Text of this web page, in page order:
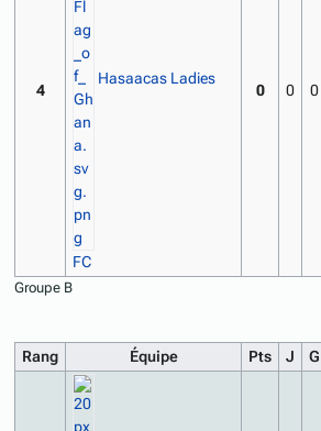
4
Hasaacas Ladies
FC
0 0 0
Groupe B
Rang Équipe Pts J G